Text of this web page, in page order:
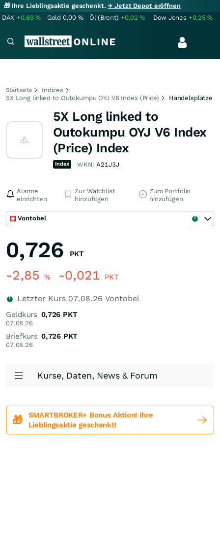
🎁 Ihre Lieblingsaktie geschenkt.→ Jetzt Depot eröffnen
DAX +0,69% Gold 0,00 % Öl (Brent) +0,02% Dow Jones +0,25%
Startseite
Indizes
5X Long linked to Outokumpu OYJ V6 Index (Price)
Handelsplätze
5X Long linked to
Outokumpu OYJ V6 Index
(Price) Index
Index WKN:A21J3J
Alarme
einrichten
Zur Watchlist
hinzufügen
Zum Portfolio
hinzufügen
Vontobel
0,726 PKT
-2,85 % -0,021 PKT
Letzter Kurs 07.08.26 Vontobel
Geldkurs
07.08.26
0,726 PKT
Briefkurs
07.08.26
0,726 PKT
Kurse, Daten, News & Forum
🎁
SMARTBROKER+ Bonus Aktion! Ihre
Lieblingsaktie geschenkt!